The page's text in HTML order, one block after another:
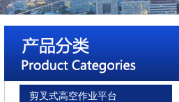
剪叉式高空作业平台